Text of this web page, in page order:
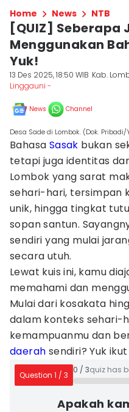
Home News NTB
[QUIZ] Seberapa
Menggunakan
Yuk!
13 Des 2025, 18:50 WIB Kab.
Linggauni -
News Channel
Desa Sade di Lombok. (Dok.
Bahasa Sasak bukan
tetapi juga identitas
Lombok yang sarat
sehari-hari, tersimpan
unik, hingga tingkat
sopan santun.
sendiri yang mulai
secara utuh.
Lewat kuis ini, kamu
memahami dan
Mulai dari kosakata
dalam konteks sehari-
kemampuanmu dan
daerah sendiri? Yuk
Question 1 / 3
0 / 3quiz has
Apakah